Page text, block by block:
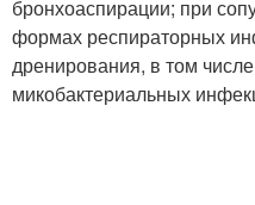
бронхоаспирации; при
формах респираторных
дренирования, в том
микобактериальных